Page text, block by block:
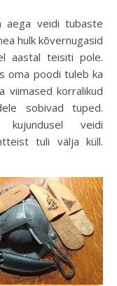
hulk kõvernugasid
aastal teisiti pole.
oma poodi tuleb ka
viimased korralikud
sobivad tuped.
kujundusel veidi
tuli välja küll.